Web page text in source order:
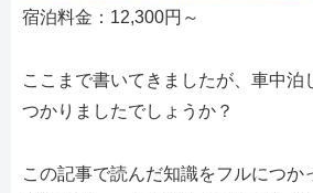
宿泊料金：12,300円～
ここまで書いてきましたが、車中泊
つかりましたでしょうか？
この記事で読んだ知識をフルにつか